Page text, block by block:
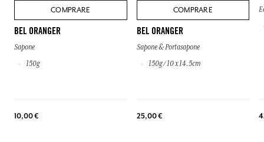
COMPRARE
BEL ORANGER
Sapone
150g
10,00 €
COMPRARE
BEL ORANGER
Sapone & Portasapone
150g / 10 x 14.5cm
25,00 €